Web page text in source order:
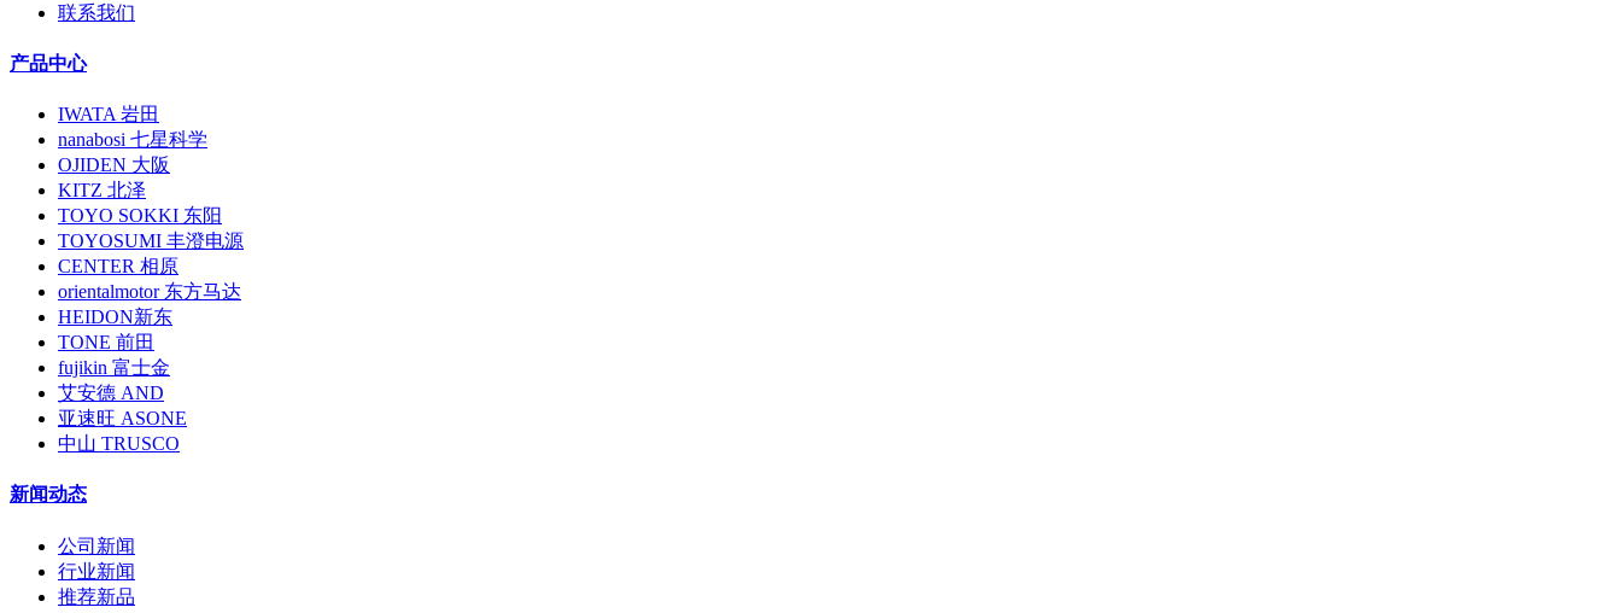
联系我们
产品中心
IWATA 岩田
nanabosi 七星科学
OJIDEN 大阪
KITZ 北泽
TOYO SOKKI 东阳
TOYOSUMI 丰澄电源
CENTER 相原
orientalmotor 东方马达
HEIDON新东
TONE 前田
fujikin 富士金
艾安德 AND
亚速旺 ASONE
中山 TRUSCO
新闻动态
公司新闻
行业新闻
推荐新品